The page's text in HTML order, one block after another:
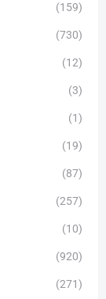
(159)
(730)
(12)
(3)
(1)
(19)
(87)
(257)
(10)
(920)
(271)